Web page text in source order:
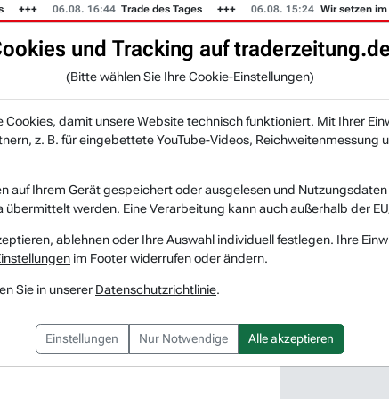
06.08. 16:44 Trade des Tages 06.08. 15:24 Wir setzen im
KI-Agenten NEU Zeitung Rankings & Trends
DEUTSCHE BANK ist mit +4,2 % einer der Top-Gewinner am deutschen Markt.
Die Story: Xometry ist bekannt für seinen Online-Marktplatz auf dem Unternehmen für kundenspezifische Aufträge mit einem globalen Netzwerk an Fertigungsunternehmen verbunden werden.
und Tracking auf traderzeitung.de
(Bitte wählen Sie Ihre Cookie-Einstellungen)
damit unsere Website technisch funktioniert. Mit Ihrer
z. B. für eingebettete YouTube-Videos, Reichweitenmessung
auf Ihrem Gerät gespeichert oder ausgelesen und
übermittelt werden. Eine Verarbeitung kann auch außerhalb der
ablehnen oder Ihre Auswahl individuell festlegen. Ihre
im Footer widerrufen oder ändern.
Sie in unserer Datenschutzrichtlinie.
Einstellungen Nur Notwendige Alle akzeptieren